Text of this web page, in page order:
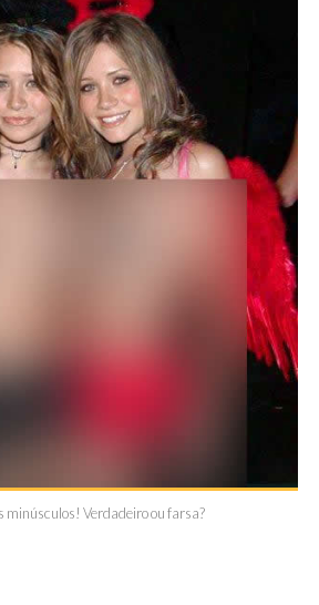
minúsculos! Verdadeiro ou farsa?